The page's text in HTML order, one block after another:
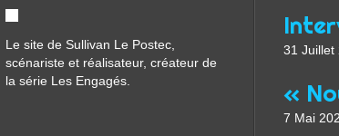
Le site de Sullivan Le Postec,
scénariste et réalisateur, créateur de
la série Les Engagés.
31 Juillet
7 Mai